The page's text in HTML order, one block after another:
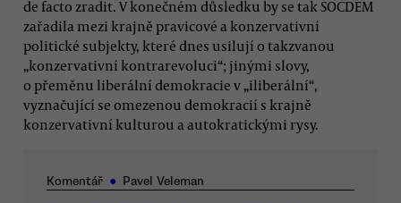
de facto zradit. V konečném důsledku by se tak SOCDEM
zařadila mezi krajně pravicové a konzervativní
politické subjekty, které dnes usilují o takzvanou
„konzervativní kontrarevoluci“; jinými slovy,
o přeměnu liberální demokracie v „iliberální“,
vyznačující se omezenou demokracií s krajně
konzervativní kulturou a autokratickými rysy.
Komentář ● Pavel Veleman